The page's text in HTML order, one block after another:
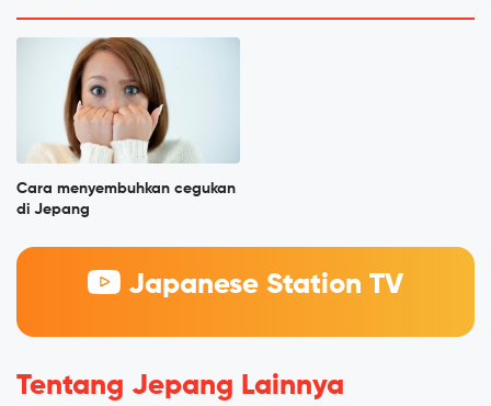
Cara menyembuhkan cegukan
di Jepang
Japanese Station TV
Tentang Jepang Lainnya